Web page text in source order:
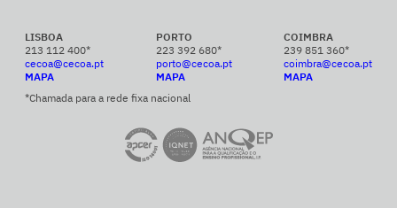
LISBOA
213 112 400*
cecoa@cecoa.pt
MAPA
PORTO
223 392 680*
porto@cecoa.pt
MAPA
COIMBRA
239 851 360*
coimbra@cecoa.pt
MAPA
*Chamada para a rede fixa nacional